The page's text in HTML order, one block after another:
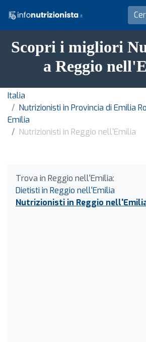
Scopri i migliori
a Reggio
Italia
Nutrizionisti in Provincia di Emilia
Emilia
Nutrizionisti in Reggio nell'Emilia
Trova in Reggio nell'Emilia:
Dietisti in Reggio nell'Emilia
Nutrizionisti in Reggio